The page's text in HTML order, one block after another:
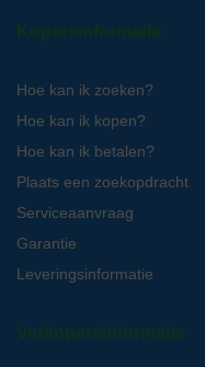
Kopersinformatie
Hoe kan ik zoeken?
Hoe kan ik kopen?
Hoe kan ik betalen?
Plaats een zoekopdracht
Serviceaanvraag
Garantie
Leveringsinformatie
Verkopersinformatie